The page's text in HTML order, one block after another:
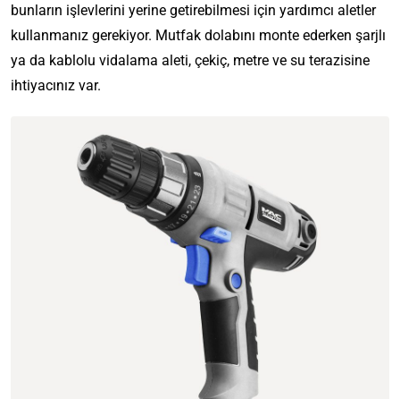
bunların işlevlerini yerine getirebilmesi için yardımcı aletler
kullanmanız gerekiyor. Mutfak dolabını monte ederken şarjlı
ya da kablolu vidalama aleti, çekiç, metre ve su terazisine
ihtiyacınız var.